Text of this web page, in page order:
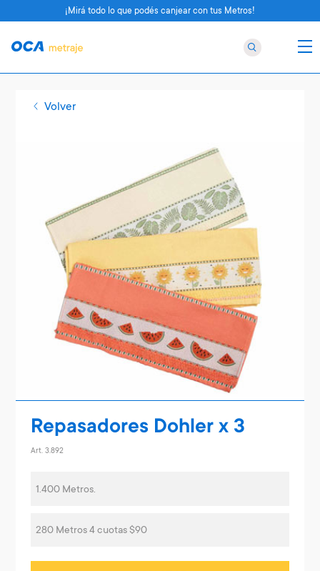
Volver
Repasadores Dohler x 3
Art. 3.892
1.400 Metros.
280 Metros 4 cuotas $90
¡Mirá todo lo que podés canjear con tus Metros!